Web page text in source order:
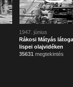
1947. június
Rákosi Mátyás
lispei olajvidéken
35631 megtekintés